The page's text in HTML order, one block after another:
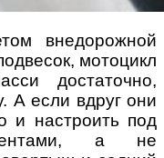
внедорожной
мотоцикл
достаточно,
А если вдруг они
и настроить под
а не